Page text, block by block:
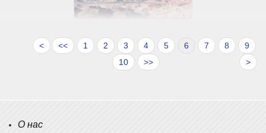
<<
< 1 2 3 4 5 6 7 8
9
10
>
>>
О нас